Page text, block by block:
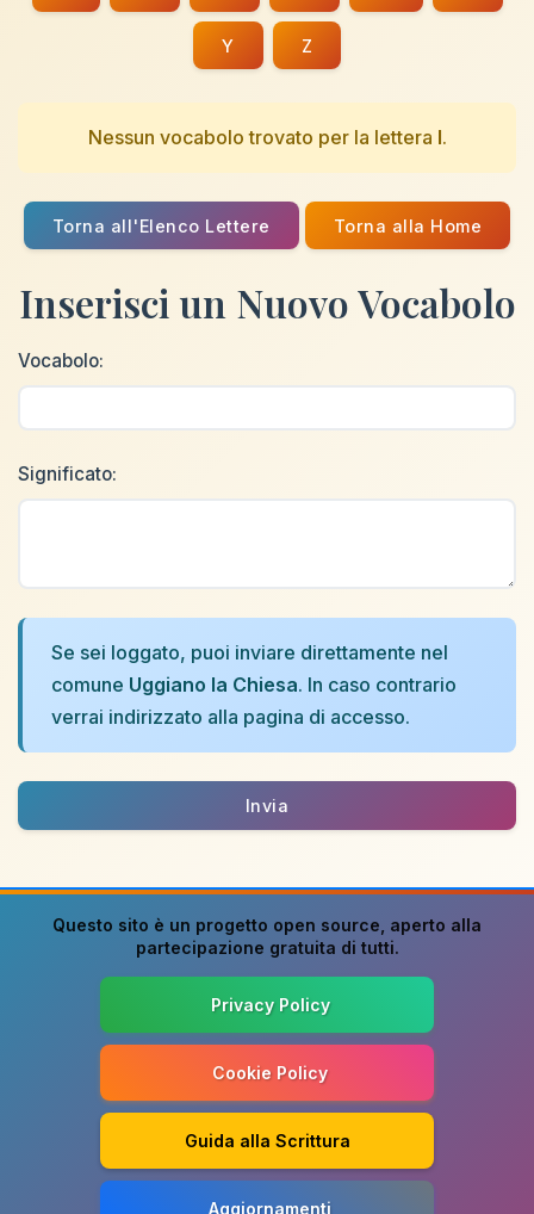
Y Z
Nessun vocabolo trovato per la lettera I.
Torna all'Elenco Lettere Torna alla Home
Inserisci un Nuovo Vocabolo
Vocabolo:
Significato:
Se sei loggato, puoi inviare direttamente nel
comune Uggiano la Chiesa. In caso contrario
verrai indirizzato alla pagina di accesso.
Invia
Questo sito è un progetto open source , aperto alla
partecipazione gratuita di tutti.
Privacy Policy
Cookie Policy
Guida alla Scrittura
Aggiornamenti